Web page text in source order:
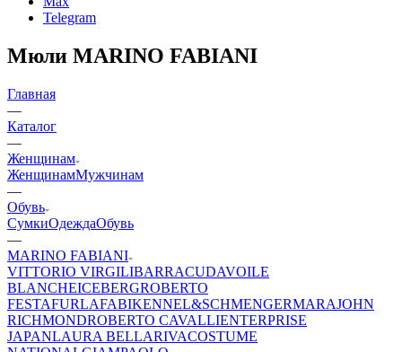
Telegram
Мюли MARINO FABIANI
Главная
—
Каталог
—
Женщинам
ЖенщинамМужчинам
—
Обувь
СумкиОдеждаОбувь
—
MARINO FABIANI
VITTORIO VIRGILIBARRACUDAVOILE
BLANCHEICEBERGROBERTO
FESTAFURLAFABIKENNEL&SCHMENGERMARAJOHN
RICHMONDROBERTO CAVALLIENTERPRISE
JAPANLAURA BELLARIVACOSTUME